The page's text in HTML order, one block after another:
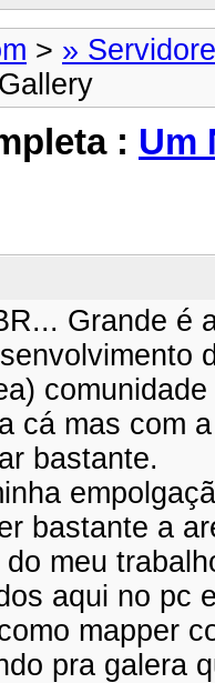
> »
: Um
Grande é
cá mas com
bastante.
bastante a
meu
aqui no pc
mapper
pra galera